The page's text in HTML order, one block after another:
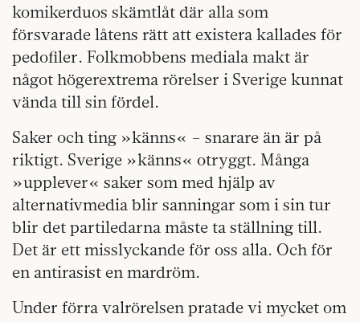
komikerduos skämtlåt där alla som
försvarade låtens rätt att existera kallades för
pedofiler. Folkmobbens mediala makt är
något högerextrema rörelser i Sverige kunnat
vända till sin fördel.
Saker och ting »känns« – snarare än är på
riktigt. Sverige »känns« otryggt. Många
»upplever« saker som med hjälp av
alternativmedia blir sanningar som i sin tur
blir det partiledarna måste ta ställning till.
Det är ett misslyckande för oss alla. Och för
en antirasist en mardröm.
Under förra valrörelsen pratade vi mycket om